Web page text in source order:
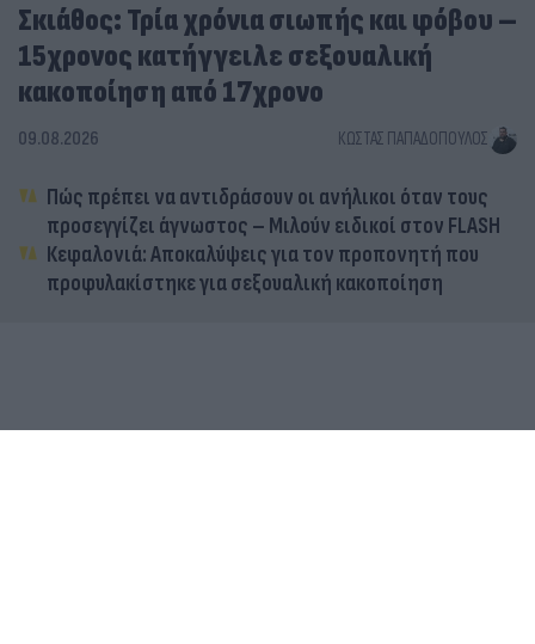
Σκιάθος: Τρία χρόνια σιωπής και φόβου –
15χρονος κατήγγειλε σεξουαλική
κακοποίηση από 17χρονο
09.08.2026 ΚΏΣΤΑΣ ΠΑΠΑΔΌΠΟΥΛΟΣ
Πώς πρέπει να αντιδράσουν οι ανήλικοι όταν τους
προσεγγίζει άγνωστος – Μιλούν ειδικοί στον FLASH
Κεφαλονιά: Αποκαλύψεις για τον προπονητή που
προφυλακίστηκε για σεξουαλική κακοποίηση